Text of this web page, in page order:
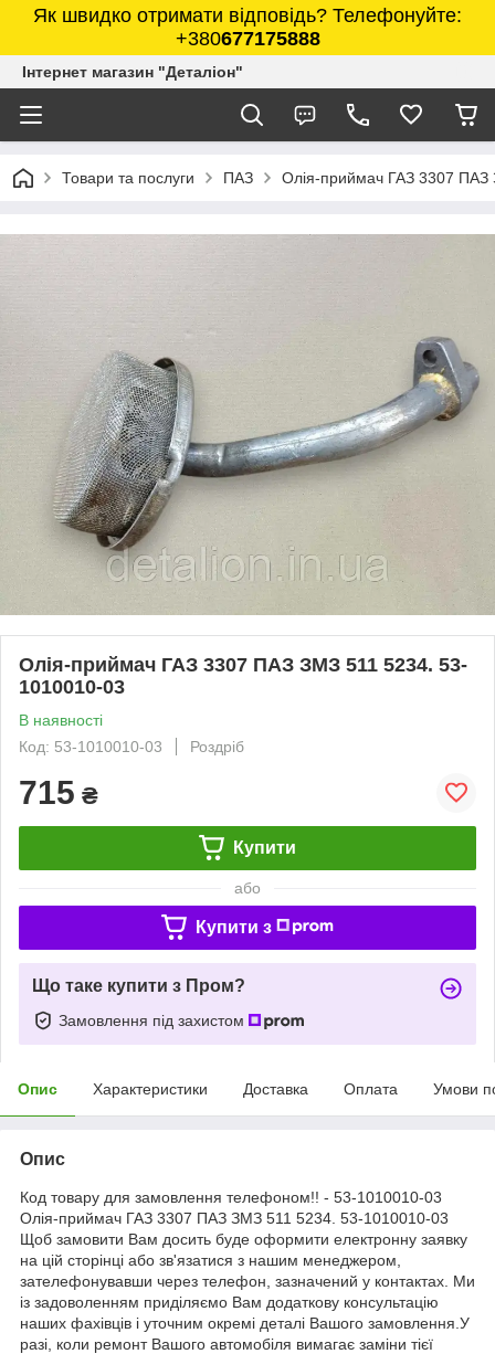
Як швидко отримати відповідь? Телефонуйте:
+380677175888
Інтернет магазин "Деталіон"
Товари та послуги ПАЗ Олія-приймач ГАЗ 3307
Олія-приймач ГАЗ 3307 ПАЗ ЗМЗ 511 5234. 53-
1010010-03
В наявності
Код: 53-1010010-03
Роздріб
715 ₴
Купити
або
Купити з
Що таке купити з Пром?
Замовлення під захистом
Опис Характеристики Доставка Оплата Умови
Опис
Код товару для замовлення телефоном!! - 53-1010010-03
Олія-приймач ГАЗ 3307 ПАЗ ЗМЗ 511 5234. 53-1010010-03
Щоб замовити Вам досить буде оформити електронну заявку
на цій сторінці або зв'язатися з нашим менеджером,
зателефонувавши через телефон, зазначений у контактах. Ми
із задоволенням приділяємо Вам додаткову консультацію
наших фахівців і уточним окремі деталі Вашого замовлення.У
разі, коли ремонт Вашого автомобіля вимагає заміни тієї